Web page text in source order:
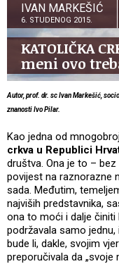
IVAN MARKEŠIĆ
6. STUDENOG 2015.
KATOLIČKA
meni ovo
Autor, prof. dr. sc Ivan Markešić,
znanosti Ivo Pilar.
Kao jedna od
crkva u Republici
društva. Ona je to –
povijest na raznorazne
sada. Međutim,
najviših predstavnika,
ona to moći i dalje činiti
podržavala samo jednu,
bude li, dakle, svojim
preporučivala da „svoje